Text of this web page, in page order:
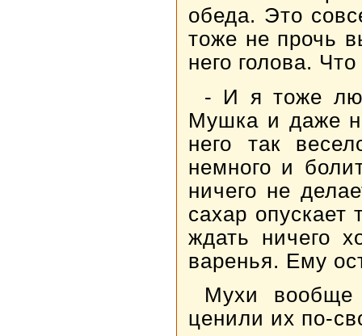
обеда. Это
тоже не прочь
него голова.
- И я тоже
Мушка и даже
него так
немного и
ничего не
сахар
ждать ничего
варенья. Ему
Мухи вообще
ценили их по-